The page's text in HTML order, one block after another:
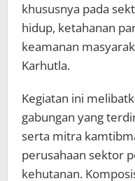
khususnya pada
hidup, ketahanan
keamanan
Karhutla.
Kegiatan ini
gabungan yang
serta mitra
perusahaan sektor
kehutanan.